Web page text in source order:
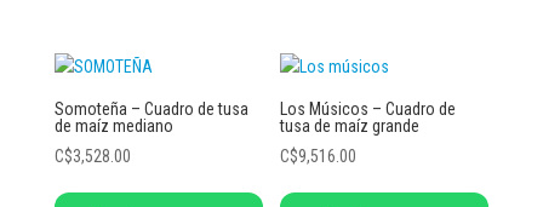
Somoteña – Cuadro de tusa
de maíz mediano
C$3,528.00
Los Músicos – Cuadro de
tusa de maíz grande
C$9,516.00